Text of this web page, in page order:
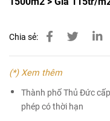
Chia sẻ:
(*) Xem thêm
Thành phố Thủ Đức
phép có thời hạn